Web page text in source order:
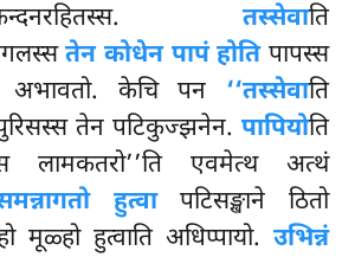
तस्सेवाति
तेन कोधेन पापं होतिपापस्स
अभावतो. केचि पन ‘‘तस्सेवाति
तेन पटिकुज्झनेन. पापियोति
लामकतरो’’ति एवमेत्थ अत्थं
हुत्वापटिसङ्खाने ठितो
मूळ्हो हुत्वाति अधिप्पायो. उभिन्नं